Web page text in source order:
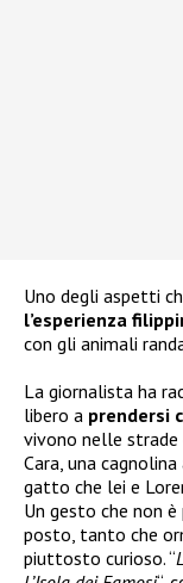
Uno degli aspetti
l’esperienza
con gli animali
La giornalista ha
libero a prendersi
vivono nelle strade
Cara, una
gatto che lei e
Un gesto che non
posto, tanto che
piuttosto curioso. “